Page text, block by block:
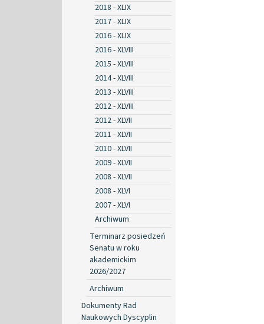
2018 - XLIX
2017 - XLIX
2016 - XLIX
2016 - XLVIII
2015 - XLVIII
2014 - XLVIII
2013 - XLVIII
2012 - XLVIII
2012 - XLVII
2011 - XLVII
2010 - XLVII
2009 - XLVII
2008 - XLVII
2008 - XLVI
2007 - XLVI
Archiwum
Terminarz posiedzeń
Senatu w roku
akademickim
2026/2027
Archiwum
Dokumenty Rad
Naukowych Dyscyplin